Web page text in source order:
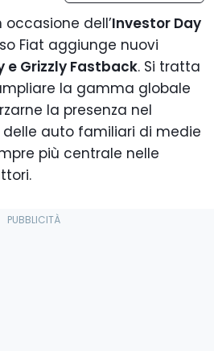
dell’Investor Day
Fiat aggiunge nuovi
e Grizzly Fastback. Si tratta
la gamma globale
la presenza nel
auto familiari di medie
più centrale nelle